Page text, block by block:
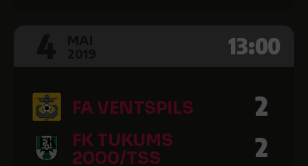
13:00
FA VENTSPILS 2
FK TUKUMS
2000/TSS
2